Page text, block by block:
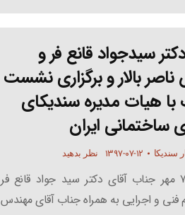
سیدجواد قانع فر و
بالار و برگزاری نشست
هیات مدیره سندیکای
ساختمانی ایران
سندیکا ۱۳۹۷-۰۷-۱۲ نظر بدهید
روز شنبه ۷ مهر جناب آقای دکتر سید جواد قانع­ فر
فنی و اجرایی به همراه جناب آقای مهندس